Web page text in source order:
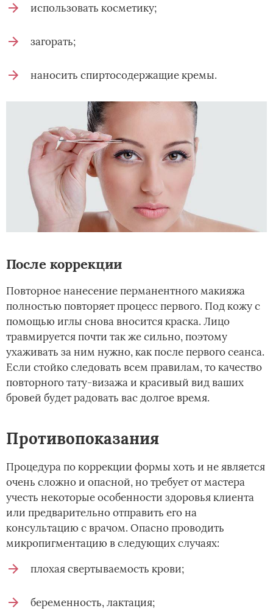
использовать косметику;
загорать;
наносить спиртосодержащие кремы.
После коррекции
Повторное нанесение перманентного макияжа
полностью повторяет процесс первого. Под кожу с
помощью иглы снова вносится краска. Лицо
травмируется почти так же сильно, поэтому
ухаживать за ним нужно, как после первого сеанса.
Если стойко следовать всем правилам, то качество
повторного тату-визажа и красивый вид ваших
бровей будет радовать вас долгое время.
Противопоказания
Процедура по коррекции формы хоть и не является
очень сложно и опасной, но требует от мастера
учесть некоторые особенности здоровья клиента
или предварительно отправить его на
консультацию с врачом. Опасно проводить
микропигментацию в следующих случаях:
плохая свертываемость крови;
беременность, лактация;